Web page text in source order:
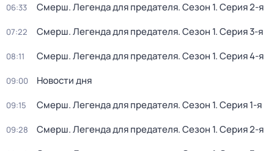
06:33 Смерш. Легенда для предателя. Сезон 1. Серия 2-я
07:22 Смерш. Легенда для предателя. Сезон 1. Серия 3-я
08:11 Смерш. Легенда для предателя. Сезон 1. Серия 4-я
09:00 Новости дня
09:15 Смерш. Легенда для предателя. Сезон 1. Серия 1-я
09:28 Смерш. Легенда для предателя. Сезон 1. Серия 2-я